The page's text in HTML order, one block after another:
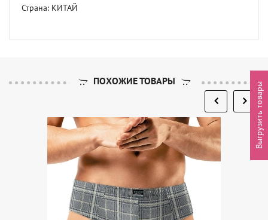
Страна: КИТАЙ
ПОХОЖИЕ ТОВАРЫ
Выгрузить товары